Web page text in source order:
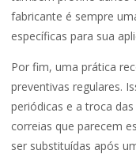
fabricante é sempre
específicas para sua
Por fim, uma prática
preventivas regulares.
periódicas e a troca
correias que parecem
ser substituídas após